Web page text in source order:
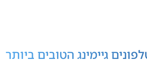
גיימינג הטובים ביותר